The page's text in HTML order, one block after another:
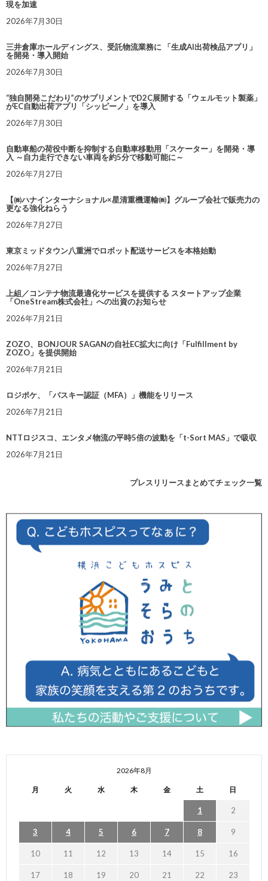
現を加速
2026年7月30日
三井倉庫ホールディングス、受託物流業務に 「生成AI出荷検品アプリ」
を開発・導入開始
2026年7月30日
“独自開発こだわり”のサプリメントでD2C展開する「ウェルモット製薬」
がEC自動出荷アプリ「シッピーノ」を導入
2026年7月30日
自動車船の荷役中断を抑制する自動車移動用「スケーター」を開発・導
入 ～自力走行できない車両を約5分で移動可能に～
2026年7月27日
【㈱ハナインターナショナル×星清重機運輸㈱】グループ会社で販売力の
更なる強化ねらう
2026年7月27日
東京ミッドタウン八重洲でロボット配送サービスを本格始動
2026年7月27日
上組／コンテナ物流最適化サービスを提供する スタートアップ企業
「OneStream株式会社」への出資のお知らせ
2026年7月21日
ZOZO、BONJOUR SAGANの自社EC拡大に向け「Fulfillment by
ZOZO」を提供開始
2026年7月21日
ロジポケ、「パスキー認証（MFA）」機能をリリース
2026年7月21日
NTTロジスコ、エンタメ物流の平時5倍の波動を「t-Sort MAS」で吸収
2026年7月21日
プレスリリースまとめてチェック一覧
2026年8月
月 火 水 木 金 土 日
1 2
3 4 5 6 7 8 9
10 11 12 13 14 15 16
17 18 19 20 21 22 23